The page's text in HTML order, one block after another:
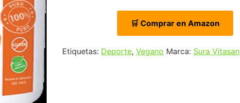
🛒 Comprar en Amazon
Etiquetas: Deporte, Vegano Marca: Sura Vitasan